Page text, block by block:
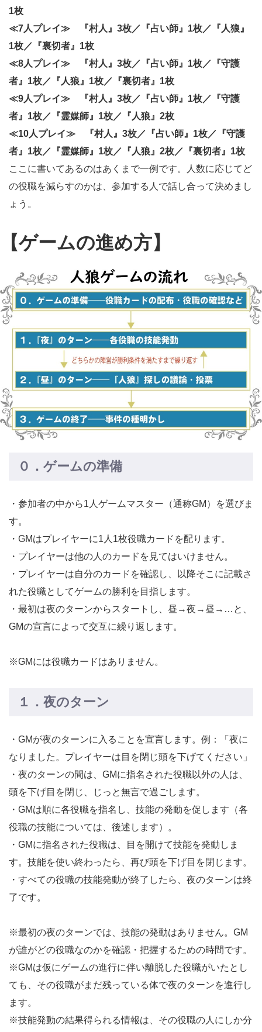
1枚
≪7人プレイ≫ 『村人』3枚／『占い師』1枚／『人狼』
1枚／『裏切者』1枚
≪8人プレイ≫ 『村人』3枚／『占い師』1枚／『守護
者』1枚／『人狼』1枚／『裏切者』1枚
≪9人プレイ≫ 『村人』3枚／『占い師』1枚／『守護
者』1枚／『霊媒師』1枚／『人狼』2枚
≪10人プレイ≫ 『村人』3枚／『占い師』1枚／『守護
者』1枚／『霊媒師』1枚／『人狼』2枚／『裏切者』1枚
ここに書いてあるのはあくまで一例です。人数に応じてど
の役職を減らすのかは、参加する人で話し合って決めまし
ょう。
【ゲームの進め方】
０．ゲームの準備
・参加者の中から1人ゲームマスター（通称GM）を選びま
す。
・GMはプレイヤーに1人1枚役職カードを配ります。
・プレイヤーは他の人のカードを見てはいけません。
・プレイヤーは自分のカードを確認し、以降そこに記載さ
れた役職としてゲームの勝利を目指します。
・最初は夜のターンからスタートし、昼→夜→昼→…と、
GMの宣言によって交互に繰り返します。
※GMには役職カードはありません。
１．夜のターン
・GMが夜のターンに入ることを宣言します。例：「夜に
なりました。プレイヤーは目を閉じ頭を下げてください」
・夜のターンの間は、GMに指名された役職以外の人は、
頭を下げ目を閉じ、じっと無言で過ごします。
・GMは順に各役職を指名し、技能の発動を促します（各
役職の技能については、後述します）。
・GMに指名された役職は、目を開けて技能を発動しま
す。技能を使い終わったら、再び頭を下げ目を閉じます。
・すべての役職の技能発動が終了したら、夜のターンは終
了です。
※最初の夜のターンでは、技能の発動はありません。GM
が誰がどの役職なのかを確認・把握するための時間です。
※GMは仮にゲームの進行に伴い離脱した役職がいたとし
ても、その役職がまだ残っている体で夜のターンを進行し
ます。
※技能発動の結果得られる情報は、その役職の人にしか分